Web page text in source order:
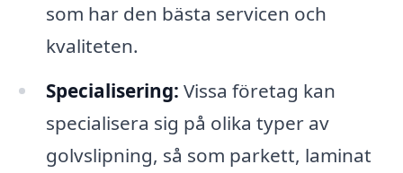
som har den bästa servicen och
kvaliteten.
Specialisering: Vissa företag kan
specialisera sig på olika typer av
golvslipning, så som parkett, laminat